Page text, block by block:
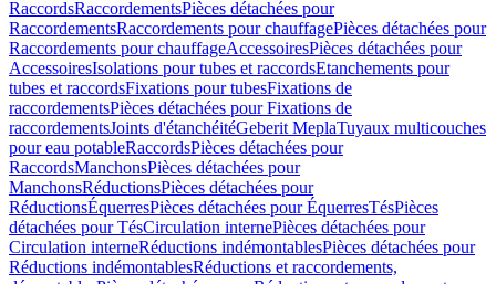
RaccordsRaccordementsPièces détachées pour
RaccordementsRaccordements pour chauffagePièces détachées pour
Raccordements pour chauffageAccessoiresPièces détachées pour
AccessoiresIsolations pour tubes et raccordsEtanchements pour
tubes et raccordsFixations pour tubesFixations de
raccordementsPièces détachées pour Fixations de
raccordementsJoints d'étanchéitéGeberit MeplaTuyaux multicouches
pour eau potableRaccordsPièces détachées pour
RaccordsManchonsPièces détachées pour
ManchonsRéductionsPièces détachées pour
RéductionsÉquerresPièces détachées pour ÉquerresTésPièces
détachées pour TésCirculation internePièces détachées pour
Circulation interneRéductions indémontablesPièces détachées pour
Réductions indémontablesRéductions et raccordements,